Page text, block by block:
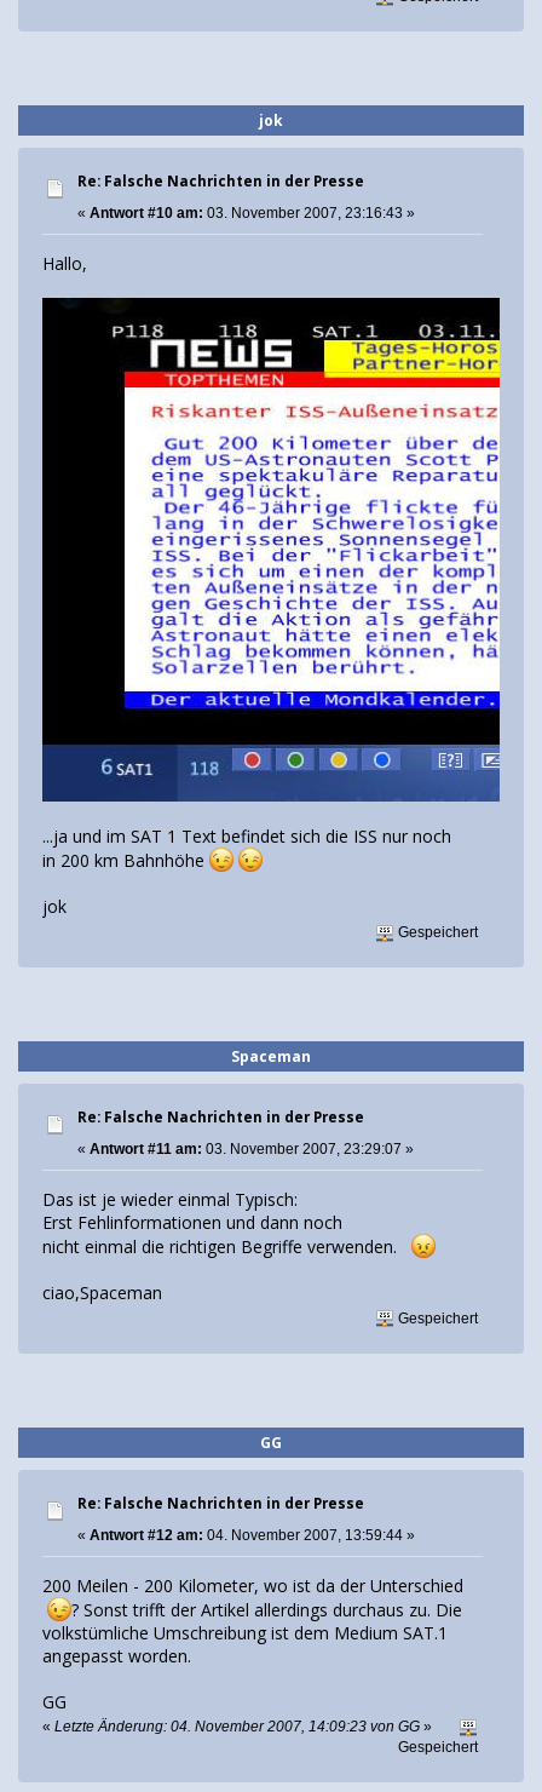
jok
Re: Falsche Nachrichten in der Presse
« Antwort #10 am: 03. November 2007, 23:16:43 »
Hallo,
...ja und im SAT 1 Text befindet sich die ISS nur noch
in 200 km Bahnhöhe
jok
Gespeichert
Spaceman
Re: Falsche Nachrichten in der Presse
« Antwort #11 am: 03. November 2007, 23:29:07 »
Das ist je wieder einmal Typisch:
Erst Fehlinformationen und dann noch
nicht einmal die richtigen Begriffe verwenden.
ciao,Spaceman
Gespeichert
GG
Re: Falsche Nachrichten in der Presse
« Antwort #12 am: 04. November 2007, 13:59:44 »
200 Meilen - 200 Kilometer, wo ist da der Unterschied
? Sonst trifft der Artikel allerdings durchaus zu. Die
volkstümliche Umschreibung ist dem Medium SAT.1
angepasst worden.
GG
« Letzte Änderung: 04. November 2007, 14:09:23 von GG »
Gespeichert